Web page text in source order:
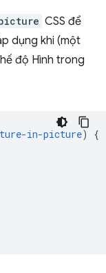
CSS để
dụng khi (một
độ Hình trong
in-picture)
{